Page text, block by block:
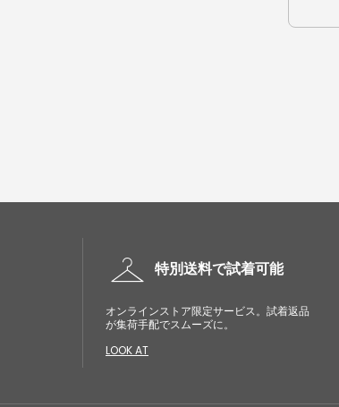
checkroom 特別送料で試着可能
オンラインストア限定サービス。試着返品
が集荷手配でスムーズに。
LOOK AT